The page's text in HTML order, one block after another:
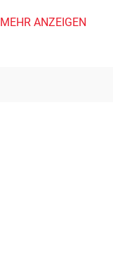
MEHR ANZEIGEN